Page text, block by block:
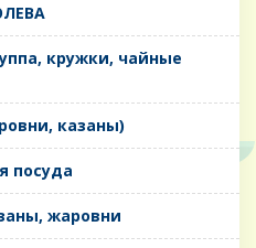
кружки, чайные
казаны)
посуда
жаровни